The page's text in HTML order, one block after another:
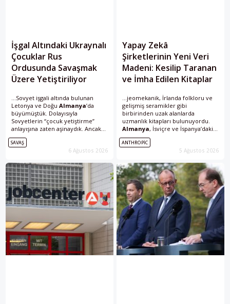
İşgal Altındaki Ukraynalı
Çocuklar Rus
Ordusunda Savaşmak
Üzere Yetiştiriliyor
...Sovyet işgali altında bulunan
Letonya ve Doğu Almanya’da
büyümüştük. Dolayısıyla
Sovyetlerin “çocuk yetiştirme”
anlayışına zaten aşinaydık. Ancak
Ukrayna’ya gittiğimizde
karşılaştığımız tablo yine de bizi
sarstı. Rusya Federasyonu’nun
SAVAŞ
6 Ağustos 2026
Yapay Zekâ
Şirketlerinin Yeni Veri
Madeni: Kesilip Taranan
ve İmha Edilen Kitaplar
...jeomekanik, İrlanda folkloru ve
gelişmiş seramikler gibi
birbirinden uzak alanlarda
uzmanlık kitapları bulunuyordu.
Almanya, İsviçre ve İspanya’daki
satıcılar da benzer talepler bildirdi.
Bazı siparişlerin Kanada merkezli
Zoom Books üzerinden geldiği...
ANTHROPIC
5 Ağustos 2026